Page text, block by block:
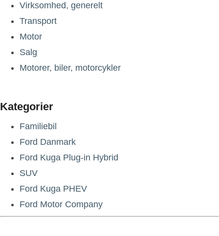
Virksomhed, generelt
Transport
Motor
Salg
Motorer, biler, motorcykler
Kategorier
Familiebil
Ford Danmark
Ford Kuga Plug-in Hybrid
SUV
Ford Kuga PHEV
Ford Motor Company